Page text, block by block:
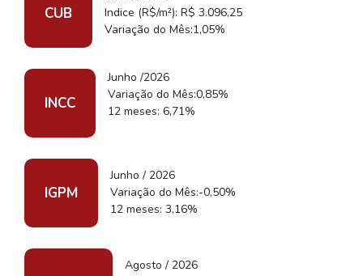
CUB
Indice (R$/m²): R$ 3.096,25
Variação do Mês:1,05%
INCC
Junho /2026
Variação do Mês:0,85%
12 meses: 6,71%
IGPM
Junho / 2026
Variação do Mês:-0,50%
12 meses: 3,16%
Agosto / 2026